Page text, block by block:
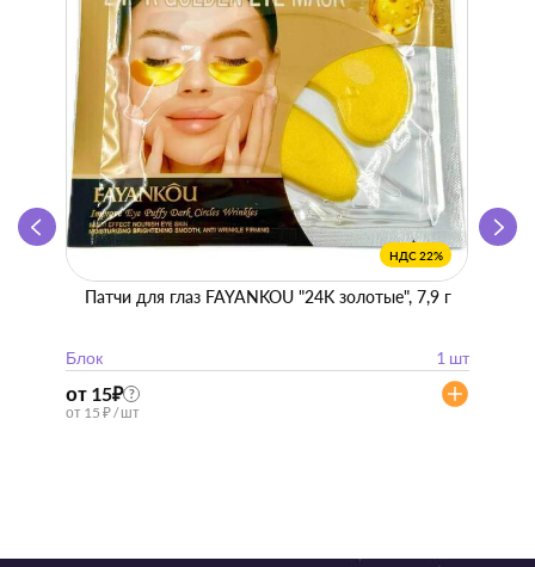
НДС 22%
Патчи для глаз FAYANKOU "24K золотые", 7,9 г
Блок 1 шт
от 15₽ ?
от 15 ₽ / шт